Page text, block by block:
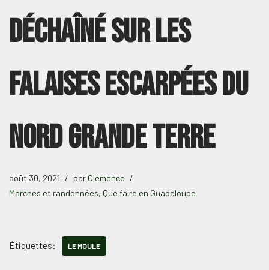
déchaîné sur les
falaises escarpées du
nord grande terre
août 30, 2021 par Clemence
Marches et randonnées, Que faire en Guadeloupe
Étiquettes: LE MOULE